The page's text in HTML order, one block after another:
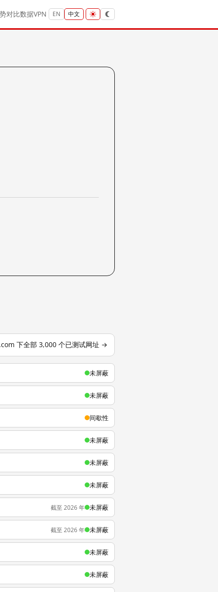
对比数据VPN EN 中文
下全部 3,000 个已测试网址 →
未屏蔽
未屏蔽
间歇性
未屏蔽
未屏蔽
未屏蔽
截至 2026 年 未屏蔽
截至 2026 年 未屏蔽
未屏蔽
未屏蔽